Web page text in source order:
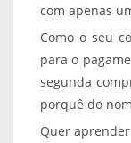
com apenas
Como o seu
para o
segunda
porquê do
Quer